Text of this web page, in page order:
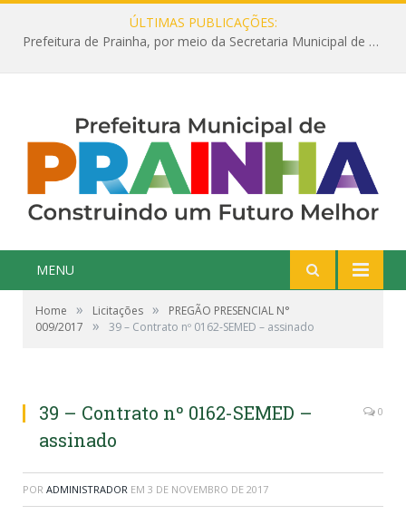
ÚLTIMAS PUBLICAÇÕES:
Prefeitura de Prainha, por meio da Secretaria Municipal de Educação, abre 354 vagas na área da Educação para 2025 com processo seletivo simplificado
MENU
Home » Licitações »
PREGÃO PRESENCIAL N°
009/2017
» 39 – Contrato nº 0162-SEMED – assinado
39 – Contrato nº 0162-SEMED –
assinado
0
POR ADMINISTRADOR EM 3 DE NOVEMBRO DE 2017